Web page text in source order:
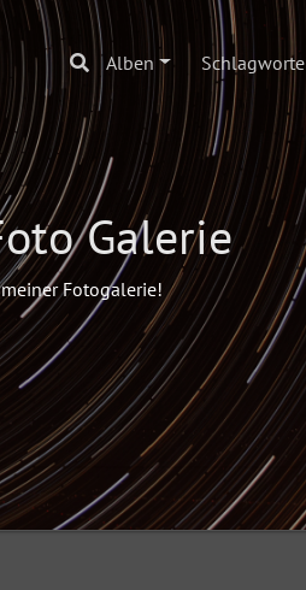
Alben Schlagworte
Galerie
Fotogalerie!